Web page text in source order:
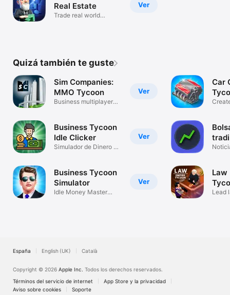
Ver
Real Estate
Trade real world
Quizá también te guste
Ver
Sim Companies:
MMO Tycoon
Business multiplayer
Ver
Business Tycoon
Idle Clicker
Simulador de Dinero y
Ver
Business Tycoon
Simulator
Idle Money Master
Car
Law
Lead
España English (UK) Català
Copyright © 2026 Apple Inc. Todos los derechos reservados.
Términos del servicio de internet
App Store y la privacidad
Aviso sobre cookies
Soporte